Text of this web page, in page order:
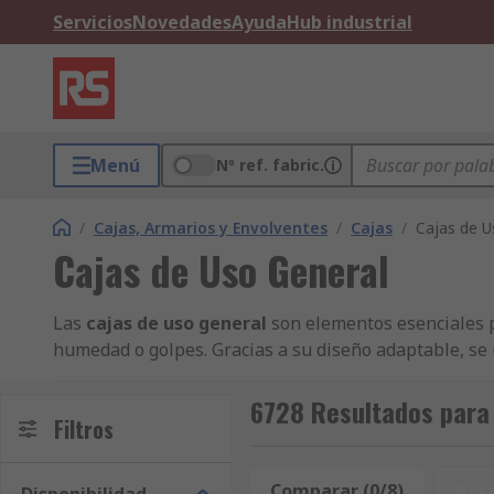
ServiciosNovedadesAyudaHub industrial
Menú Nº ref. fabric.
/ Cajas, Armarios y Envolventes / Cajas / Cajas de
Cajas de Uso General
Las cajas de uso general son elementos
humedad o golpes. Gracias a su diseño adaptable,
Encuentra
cajas de uso generalen RS para
Filtros 6728 Resultados